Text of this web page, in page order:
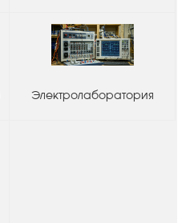
Электролаборатория